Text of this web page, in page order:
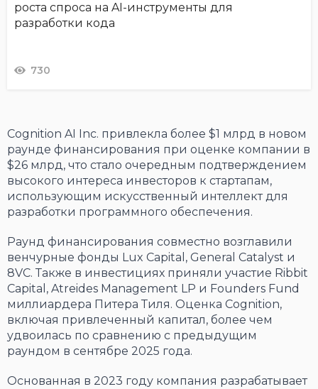
роста спроса на AI-инструменты для
разработки кода
730
Cognition AI Inc. привлекла более $1 млрд в новом
раунде финансирования при оценке компании в
$26 млрд, что стало очередным подтверждением
высокого интереса инвесторов к стартапам,
использующим искусственный интеллект для
разработки программного обеспечения.
Раунд финансирования совместно возглавили
венчурные фонды Lux Capital, General Catalyst и
8VC. Также в инвестициях приняли участие Ribbit
Capital, Atreides Management LP и Founders Fund
миллиардера Питера Тиля. Оценка Cognition,
включая привлеченный капитал, более чем
удвоилась по сравнению с предыдущим
раундом в сентябре 2025 года.
Основанная в 2023 году компания разрабатывает